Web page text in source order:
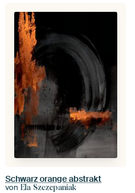
Schwarz orange abstrakt
von Ela Szczepaniak